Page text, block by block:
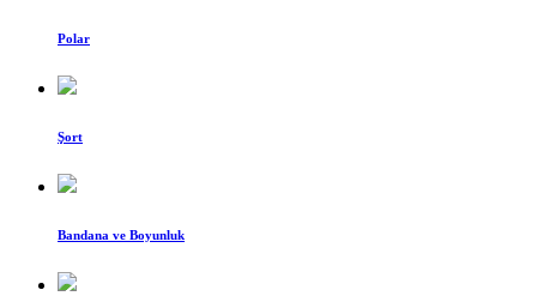
Polar
Şort
Bandana ve Boyunluk